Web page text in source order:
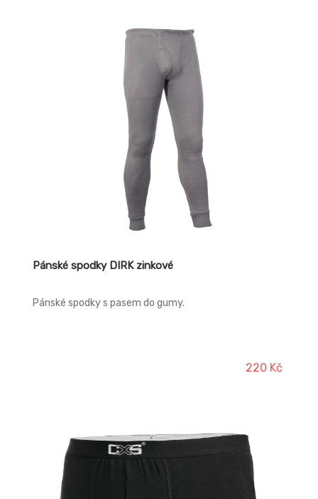
Pánské spodky DIRK zinkové
Pánské spodky s pasem do gumy.
220 Kč